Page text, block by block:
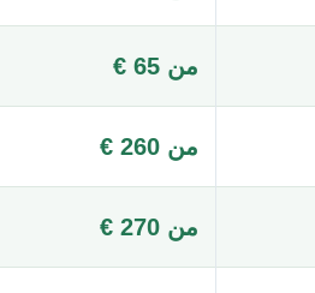
من 65 €
من 260 €
من 270 €